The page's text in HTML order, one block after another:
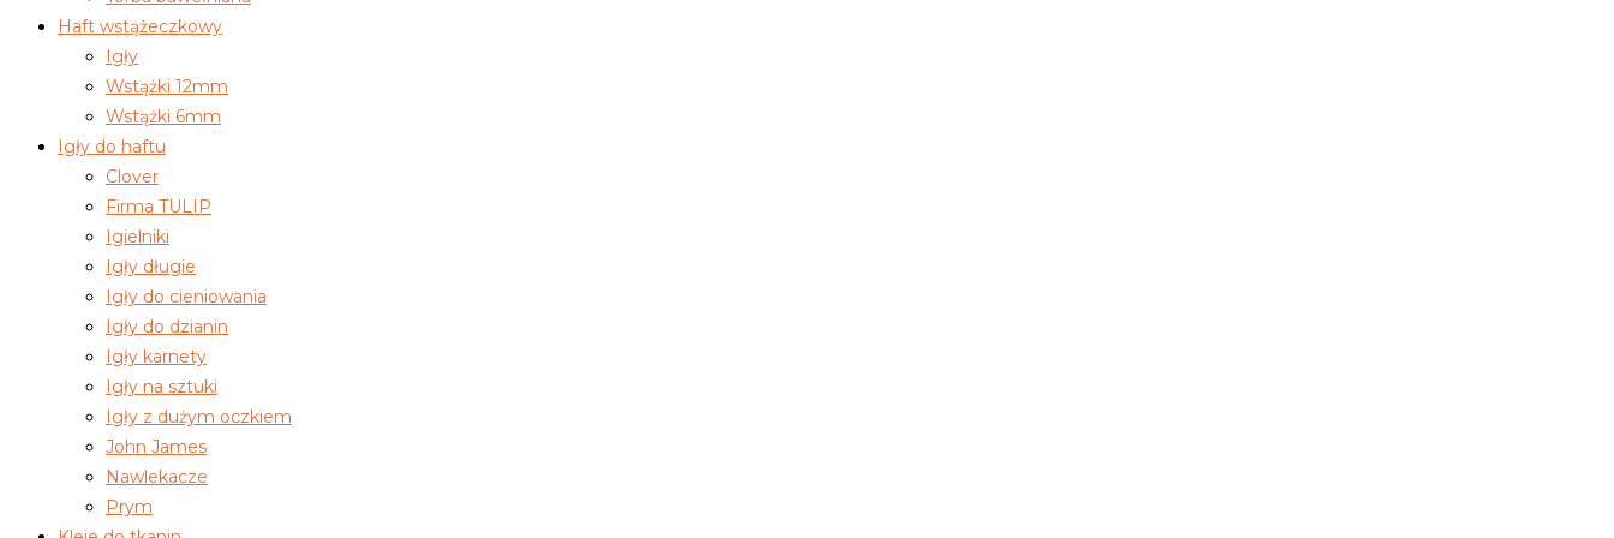
Haft wstążeczkowy
Igły
Wstążki 12mm
Wstążki 6mm
Igły do haftu
Clover
Firma TULIP
Igielniki
Igły długie
Igły do cieniowania
Igły do dzianin
Igły karnety
Igły na sztuki
Igły z dużym oczkiem
John James
Nawlekacze
Prym